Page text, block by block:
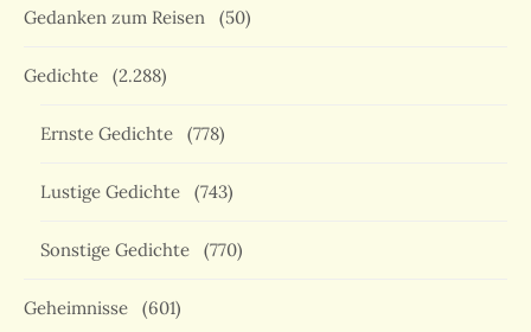
Gedanken zum Reisen (50)
Gedichte (2.288)
Ernste Gedichte (778)
Lustige Gedichte (743)
Sonstige Gedichte (770)
Geheimnisse (601)